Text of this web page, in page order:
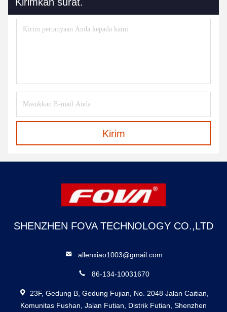
Kirim
SHENZHEN FOVA TECHNOLOGY CO.,LTD
allenxiao1003@gmail.com
86-134-10031670
23F, Gedung B, Gedung Fujian, No. 2048 Jalan Caitian,
Komunitas Fushan, Jalan Futian, Distrik Futian, Shenzhen